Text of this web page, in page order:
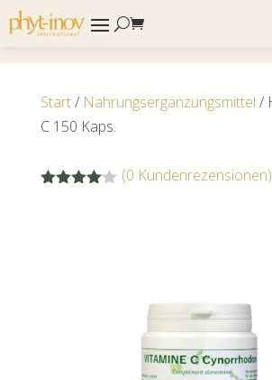
Start/ Nahrungsergänzungsmittel /
C 150 Kaps.
(0 Kundenrezensionen)